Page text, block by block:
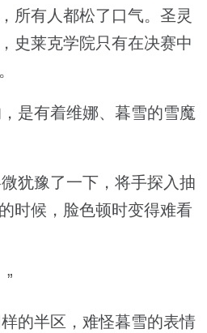
所有人都松了口气。圣灵
史莱克学院只有在决赛中
是有着维娜、暮雪的雪魔
犹豫了一下，将手探入抽
时候，脸色顿时变得难看
的半区，难怪暮雪的表情